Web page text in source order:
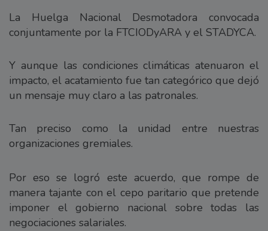
La Huelga Nacional Desmotadora convocada
conjuntamente por la FTCIODyARA y el STADYCA.
Y aunque las condiciones climáticas atenuaron el
impacto, el acatamiento fue tan categórico que dejó
un mensaje muy claro a las patronales.
Tan preciso como la unidad entre nuestras
organizaciones gremiales.
Por eso se logró este acuerdo, que rompe de
manera tajante con el cepo paritario que pretende
imponer el gobierno nacional sobre todas las
negociaciones salariales.